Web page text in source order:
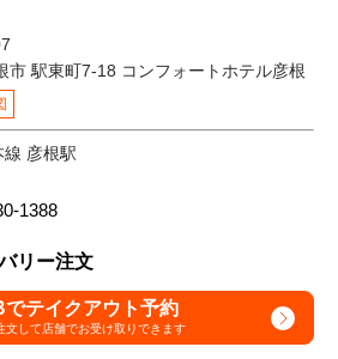
市 駅東町7-18 コンフォートホテル彦根
彦根駅
1388
リー注文
でテイクアウト予約
文して店舗でお受け取りできます